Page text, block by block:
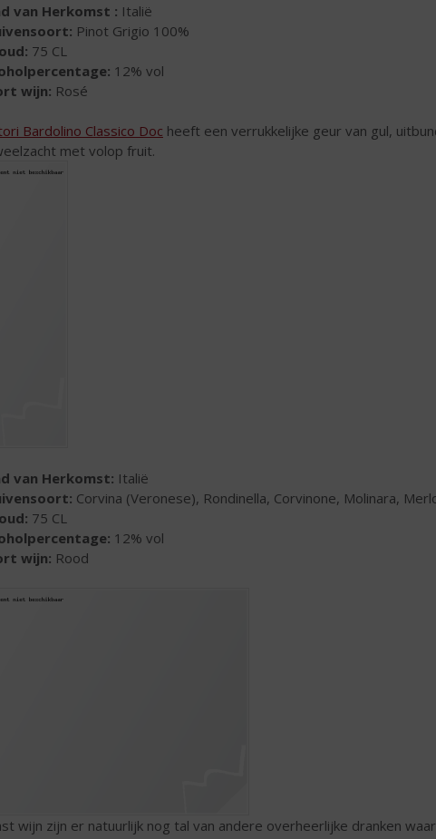
van Herkomst : Italië
Pinot Grigio 100%
75 CL
12% vol
wijn: Rosé
Bardolino Classico Doc heeft een verrukkelijke geur van gul,
met volop fruit.
van Herkomst: Italië
Corvina (Veronese), Rondinella, Corvinone, Molinara,
75 CL
12% vol
wijn: Rood
wijn zijn er natuurlijk nog tal van andere overheerlijke dranken